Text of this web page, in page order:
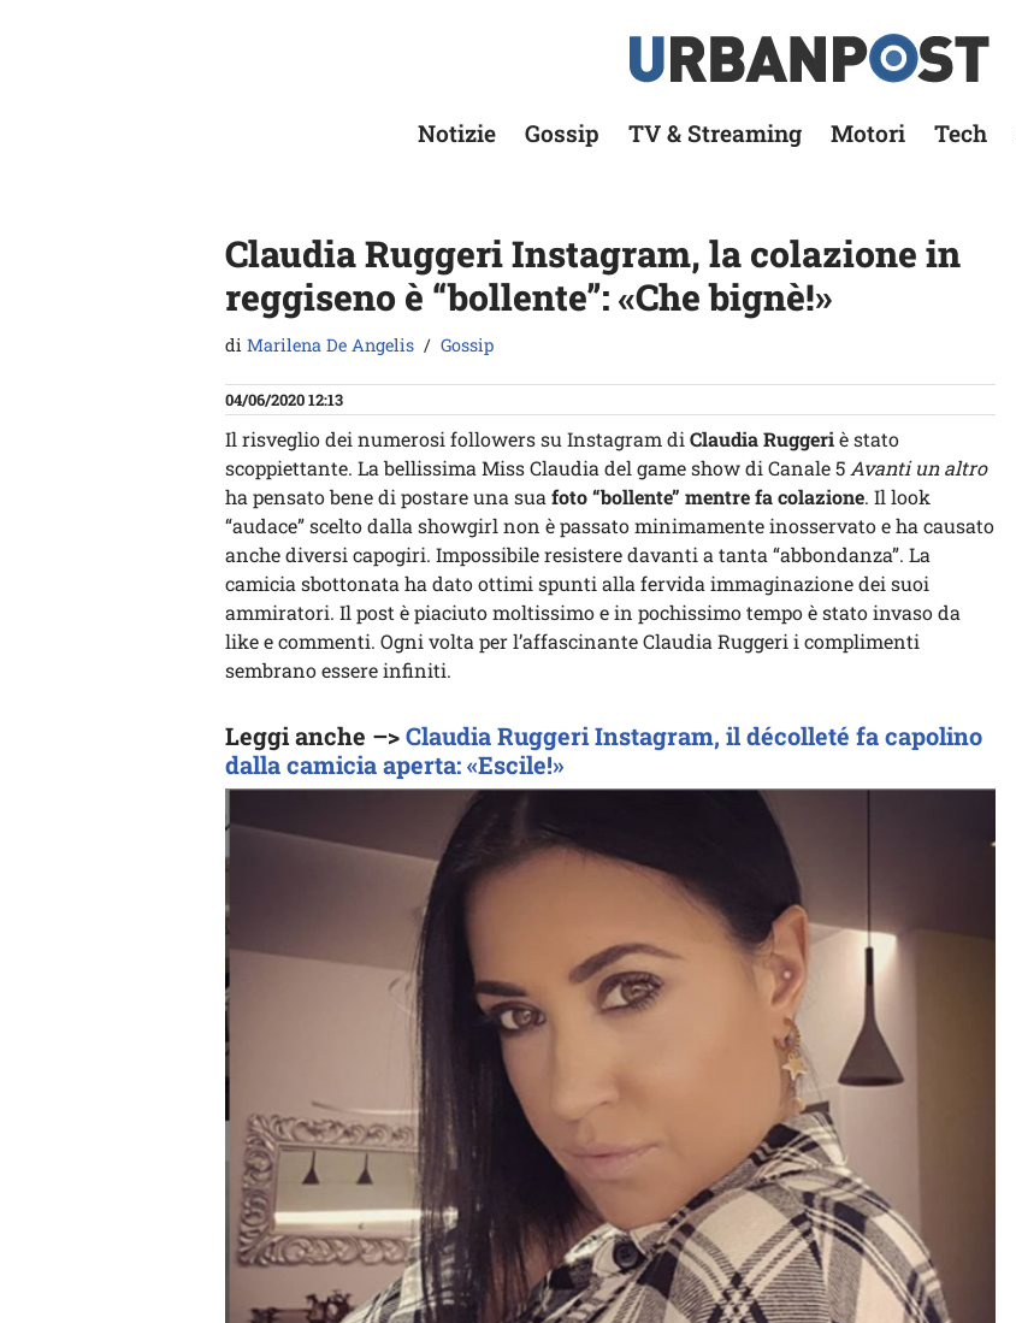
Notizie Gossip TV & Streaming Motori Tech
Claudia Ruggeri Instagram, la colazione in
reggiseno è “bollente”: «Che bignè!»
di Marilena De Angelis Gossip
04/06/2020 12:13
Il risveglio dei numerosi followers su Instagram di Claudia Ruggeriè stato
scoppiettante. La bellissima Miss Claudia del game show di Canale 5 Avanti un altro
ha pensato bene di postare una sua foto “bollente” mentre fa colazione. Il look
“audace” scelto dalla showgirl non è passato minimamente inosservato e ha causato
anche diversi capogiri. Impossibile resistere davanti a tanta “abbondanza”. La
camicia sbottonata ha dato ottimi spunti alla fervida immaginazione dei suoi
ammiratori. Il post è piaciuto moltissimo e in pochissimo tempo è stato invaso da
like e commenti. Ogni volta per l’affascinante Claudia Ruggeri i complimenti
sembrano essere infiniti.
Leggi anche –>Claudia Ruggeri Instagram, il décolleté fa capolino
dalla camicia aperta: «Escile!»